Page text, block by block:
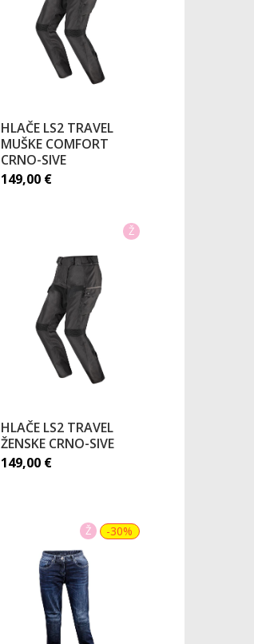
HLAČE LS2 TRAVEL
MUŠKE COMFORT
CRNO-SIVE
149,00 €
Ž
HLAČE LS2 TRAVEL
ŽENSKE CRNO-SIVE
149,00 €
Ž -30%